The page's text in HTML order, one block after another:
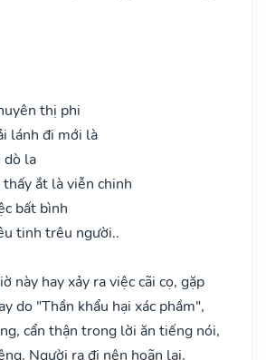
thị phi
lánh đi mới là
dò la
thấy ắt là viễn chinh
bất bình
tinh trêu người..
này hay xảy ra việc cãi cọ, gặp
do "Thần khẩu hại xác phầm",
cẩn thận trong lời ăn tiếng nói,
Người ra đi nên hoãn lại.